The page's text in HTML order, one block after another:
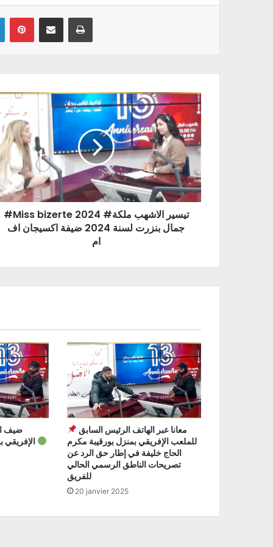
Linkedin Pinterest Partager par email Imprimer
#Miss bizerte 2024 #تيسير الاشهب ملكة
جمال بنزرت لسنة 2024 ضيفة اكسيجان اف
ام
الإفريقي بمنزل بورقيبة عمر حمودة
للملعب الإفريقي بمنزل بورقيبة مكرم
الحاج خليفة في إطار حق الرد عن
تصريحات الناطق الرسمي الحالي
للفريق
20 janvier 2025